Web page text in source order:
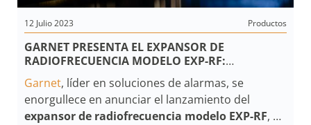
12 Julio 2023 Productos
GARNET PRESENTA EL EXPANSOR DE
RADIOFRECUENCIA MODELO EXP-RF:
UNA SOLUCIÓN PARA AMPLIAR EL ÁREA DE
COBERTURA EN SISTEMAS INALÁMBRICOS
Garnet, líder en soluciones de alarmas, se
enorgullece en anunciar el lanzamiento del
expansor de radiofrecuencia modelo EXP-RF, un